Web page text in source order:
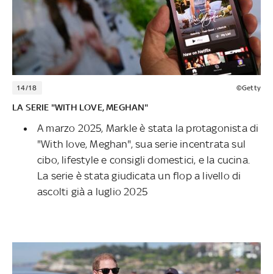
14/18 ©Getty
LA SERIE "WITH LOVE, MEGHAN"
A marzo 2025, Markle è stata la protagonista di
"With love, Meghan", sua serie incentrata sul
cibo, lifestyle e consigli domestici, e la cucina.
La serie è stata giudicata un flop a livello di
ascolti già a luglio 2025